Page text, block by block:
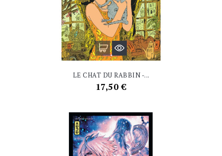
LE CHAT DU RABBIN -...
Prix
17,50 €